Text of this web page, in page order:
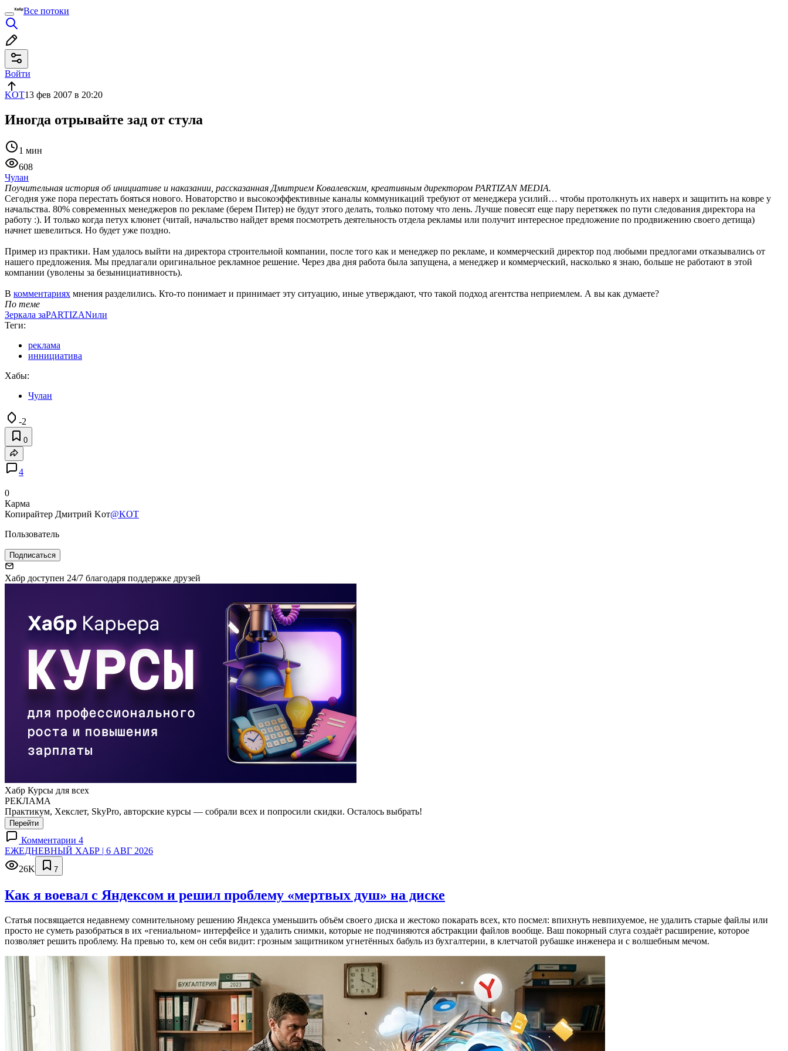
Все потоки
Войти
KOT13 фев 2007 в 20:20
Иногда отрывайте зад от стула
1 мин
608
Чулан
Поучительная история об инициативе и наказании, рассказанная Дмитрием Ковалевским, креативным директором PARTIZAN MEDIA.
Сегодня уже пора перестать бояться нового. Новаторство и высокоэффективные каналы коммуникаций требуют от менеджера усилий… чтобы протолкнуть их наверх и защитить на ковре у
начальства. 80% современных менеджеров по рекламе (берем Питер) не будут этого делать, только потому что лень. Лучше повесят еще пару перетяжек по пути следования директора на
работу :). И только когда петух клюнет (читай, начальство найдет время посмотреть деятельность отдела рекламы или получит интересное предложение по продвижению своего детища)
начнет шевелиться. Но будет уже поздно.
Пример из практики. Нам удалось выйти на директора строительной компании, после того как и менеджер по рекламе, и коммерческий директор под любыми предлогами отказывались от
нашего предложения. Мы предлагали оригинальное рекламное решение. Через два дня работа была запущена, а менеджер и коммерческий, насколько я знаю, больше не работают в этой
компании (уволены за безынициативность).
В комментариях мнения разделились. Кто-то понимает и принимает эту ситуацию, иные утверждают, что такой подход агентства неприемлем. А вы как думаете?
По теме
Зеркала заPARTIZANили
Теги:
реклама
иннициатива
Хабы:
Чулан
-2
0
4
0
Карма
Копирайтер Дмитрий Kот@KOT
Пользователь
Подписаться
Хабр доступен 24/7 благодаря поддержке друзей
Хабр Курсы для всех
РЕКЛАМА
Практикум, Хекслет, SkyPro, авторские курсы — собрали всех и попросили скидки. Осталось выбрать!
Перейти
Комментарии 4
ЕЖЕДНЕВНЫЙ ХАБР | 6 АВГ 2026
26K
7
Как я воевал с Яндексом и решил проблему «мертвых душ» на диске
Статья посвящается недавнему сомнительному решению Яндекса уменьшить объём своего диска и жестоко покарать всех, кто посмел: впихнуть невпихуемое, не удалить старые файлы или
просто не суметь разобраться в их «гениальном» интерфейсе и удалить снимки, которые не подчиняются абстракции файлов вообще. Ваш покорный слуга создаёт расширение, которое
позволяет решить проблему. На превью то, кем он себя видит: грозным защитником угнетённых бабуль из бухгалтерии, в клетчатой рубашке инженера и с волшебным мечом.